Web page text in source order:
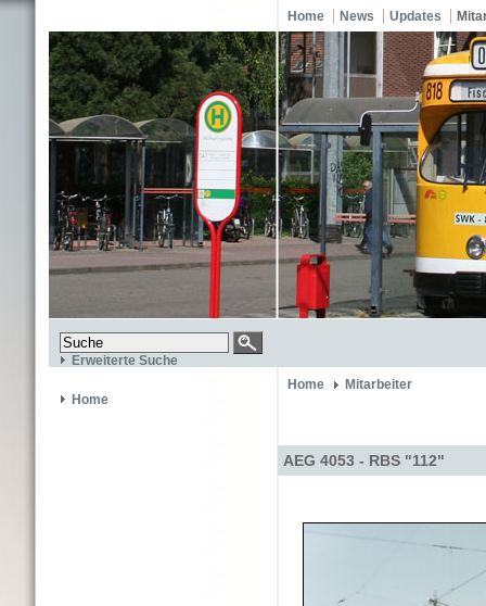
Home News Updates
Erweiterte Suche
Home
Home Mitarbeiter
AEG 4053 - RBS "112"